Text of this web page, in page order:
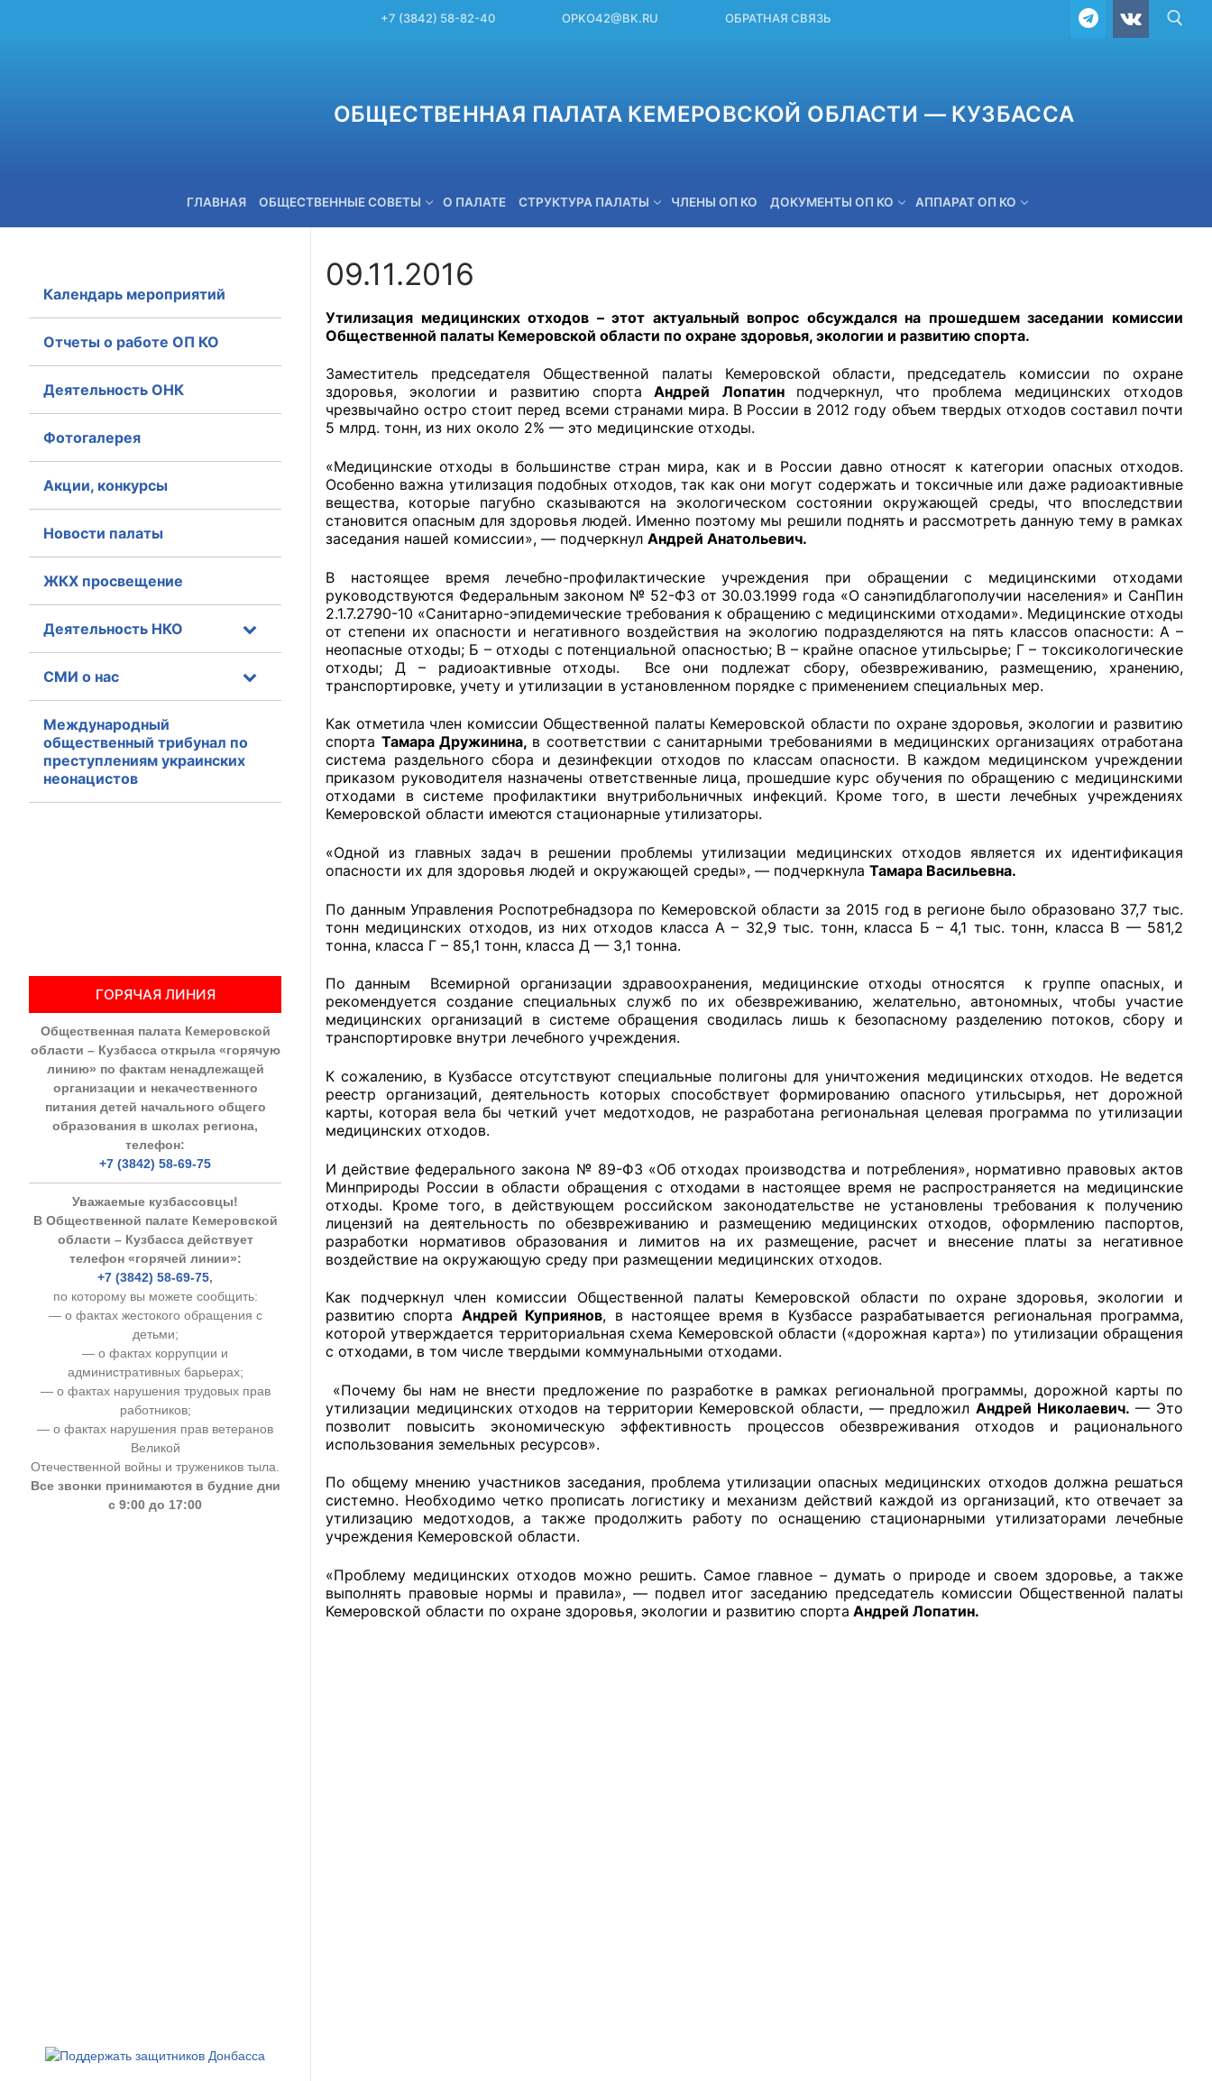
+7 (3842) 58-82-40 OPKO42@BK.RU ОБРАТНАЯ СВЯЗЬ
ОБЩЕСТВЕННАЯ ПАЛАТА КЕМЕРОВСКОЙ ОБЛАСТИ — КУЗБАССА
ГЛАВНАЯ ОБЩЕСТВЕННЫЕ СОВЕТЫ О ПАЛАТЕ СТРУКТУРА ПАЛАТЫ ЧЛЕНЫ ОП КО ДОКУМЕНТЫ ОП КО АППАРАТ ОП КО
+7 (3842) 58-82-40 OPKO42@BK.RU ОБРАТНАЯ СВЯЗЬ
Общественные советы
Общественные советы при территориальных органах федеральных органов
исполнительной власти
Общественные советы по проведению независимой оценки качества условий
оказания услуг
О Палате
Структура Палаты
Комиссии
Экспертный совет ОП КО
Совет ОП КО
Члены ОП КО
Документы ОП КО
Регламент ОП КО
Кодекс этики ОП КО
Положения
Соглашения
Рекомендации
Аппарат ОП КО
УСТАВ ГКУ “АППАРАТ ОП КО”
Доходы руководителя за 2024 г.
09.11.2016
Утилизация медицинских отходов – этот актуальный вопрос обсуждался на прошедшем заседании комиссии
Общественной палаты Кемеровской области по охране здоровья, экологии и развитию спорта.
Заместитель председателя Общественной палаты Кемеровской области, председатель комиссии по охране
здоровья, экологии и развитию спорта Андрей Лопатин подчеркнул, что проблема медицинских отходов
чрезвычайно остро стоит перед всеми странами мира. В России в 2012 году объем твердых отходов составил почти
5 млрд. тонн, из них около 2% — это медицинские отходы.
«Медицинские отходы в большинстве стран мира, как и в России давно относят к категории опасных отходов.
Особенно важна утилизация подобных отходов, так как они могут содержать и токсичные или даже радиоактивные
вещества, которые пагубно сказываются на экологическом состоянии окружающей среды, что впоследствии
становится опасным для здоровья людей. Именно поэтому мы решили поднять и рассмотреть данную тему в рамках
заседания нашей комиссии», — подчеркнул Андрей Анатольевич.
В настоящее время лечебно-профилактические учреждения при обращении с медицинскими отходами
руководствуются Федеральным законом № 52-ФЗ от 30.03.1999 года «О санэпидблагополучии населения» и СанПин
2.1.7.2790-10 «Санитарно-эпидемические требования к обращению с медицинскими отходами». Медицинские отходы
от степени их опасности и негативного воздействия на экологию подразделяются на пять классов опасности: А –
неопасные отходы; Б – отходы с потенциальной опасностью; В – крайне опасное утильсырье; Г – токсикологические
отходы; Д – радиоактивные отходы. Все они подлежат сбору, обезвреживанию, размещению, хранению,
транспортировке, учету и утилизации в установленном порядке с применением специальных мер.
Как отметила член комиссии Общественной палаты Кемеровской области по охране здоровья, экологии и развитию
спорта Тамара Дружинина, в соответствии с санитарными требованиями в медицинских организациях отработана
система раздельного сбора и дезинфекции отходов по классам опасности. В каждом медицинском учреждении
приказом руководителя назначены ответственные лица, прошедшие курс обучения по обращению с медицинскими
отходами в системе профилактики внутрибольничных инфекций. Кроме того, в шести лечебных учреждениях
Кемеровской области имеются стационарные утилизаторы.
«Одной из главных задач в решении проблемы утилизации медицинских отходов является их идентификация
опасности их для здоровья людей и окружающей среды», — подчеркнула Тамара Васильевна.
По данным Управления Роспотребнадзора по Кемеровской области за 2015 год в регионе было образовано 37,7 тыс.
тонн медицинских отходов, из них отходов класса А – 32,9 тыс. тонн, класса Б – 4,1 тыс. тонн, класса В — 581,2
тонна, класса Г – 85,1 тонн, класса Д — 3,1 тонна.
По данным Всемирной организации здравоохранения, медицинские отходы относятся к группе опасных, и
рекомендуется создание специальных служб по их обезвреживанию, желательно, автономных, чтобы участие
медицинских организаций в системе обращения сводилась лишь к безопасному разделению потоков, сбору и
транспортировке внутри лечебного учреждения.
К сожалению, в Кузбассе отсутствуют специальные полигоны для уничтожения медицинских отходов. Не ведется
реестр организаций, деятельность которых способствует формированию опасного утильсырья, нет дорожной
карты, которая вела бы четкий учет медотходов, не разработана региональная целевая программа по утилизации
медицинских отходов.
И действие федерального закона № 89-ФЗ «Об отходах производства и потребления», нормативно правовых актов
Минприроды России в области обращения с отходами в настоящее время не распространяется на медицинские
отходы. Кроме того, в действующем российском законодательстве не установлены требования к получению
лицензий на деятельность по обезвреживанию и размещению медицинских отходов, оформлению паспортов,
разработки нормативов образования и лимитов на их размещение, расчет и внесение платы за негативное
воздействие на окружающую среду при размещении медицинских отходов.
Как подчеркнул член комиссии Общественной палаты Кемеровской области по охране здоровья, экологии и
развитию спорта Андрей Куприянов, в настоящее время в Кузбассе разрабатывается региональная программа,
которой утверждается территориальная схема Кемеровской области («дорожная карта») по утилизации обращения
с отходами, в том числе твердыми коммунальными отходами.
«Почему бы нам не внести предложение по разработке в рамках региональной программы, дорожной карты по
утилизации медицинских отходов на территории Кемеровской области, — предложил Андрей Николаевич. — Это
позволит повысить экономическую эффективность процессов обезвреживания отходов и рационального
использования земельных ресурсов».
По общему мнению участников заседания, проблема утилизации опасных медицинских отходов должна решаться
системно. Необходимо четко прописать логистику и механизм действий каждой из организаций, кто отвечает за
утилизацию медотходов, а также продолжить работу по оснащению стационарными утилизаторами лечебные
учреждения Кемеровской области.
«Проблему медицинских отходов можно решить. Самое главное – думать о природе и своем здоровье, а также
выполнять правовые нормы и правила», — подвел итог заседанию председатель комиссии Общественной палаты
Кемеровской области по охране здоровья, экологии и развитию спорта Андрей Лопатин.
Календарь мероприятий
Отчеты о работе ОП КО
Деятельность ОНК
Фотогалерея
Акции, конкурсы
Новости палаты
ЖКХ просвещение
Деятельность НКО
СМИ о нас
Международный
общественный трибунал по
преступлениям украинских
неонацистов
ГОРЯЧАЯ ЛИНИЯ
Общественная палата Кемеровской
области – Кузбасса открыла «горячую
линию» по фактам ненадлежащей
организации и некачественного
питания детей начального общего
образования в школах региона,
телефон:
+7 (3842) 58-69-75
Уважаемые кузбассовцы!
В Общественной палате Кемеровской
области – Кузбасса действует
телефон «горячей линии»:
+7 (3842) 58-69-75,
по которому вы можете сообщить:
— о фактах жестокого обращения с
детьми;
— о фактах коррупции и
административных барьерах;
— о фактах нарушения трудовых прав
работников;
— о фактах нарушения прав ветеранов
Великой
Отечественной войны и тружеников тыла.
Все звонки принимаются в будние дни
с 9:00 до 17:00